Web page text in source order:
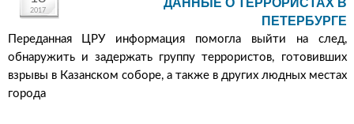
2017
ДАННЫЕ О ТЕРРОРИСТАХ В
ПЕТЕРБУРГЕ
Переданная ЦРУ информация помогла выйти на след,
обнаружить и задержать группу террористов, готовивших
взрывы в Казанском соборе, а также в других людных местах
города